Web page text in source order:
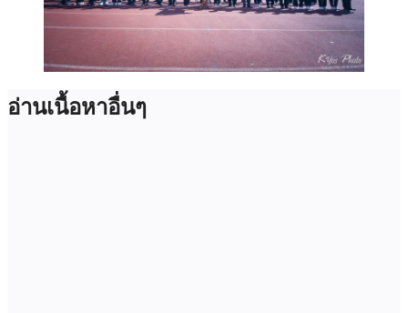
อ่านเนื้อหาอื่นๆ